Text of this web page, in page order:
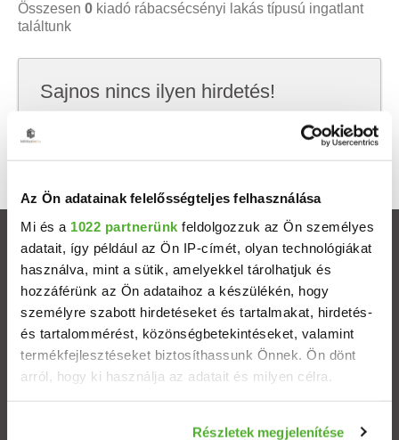
Az Ön adatainak felelősségteljes felhasználása
Mi és a 1022 partnerünk feldolgozzuk az Ön személyes
adatait, így például az Ön IP-címét, olyan technológiákat
használva, mint a sütik, amelyekkel tárolhatjuk és
hozzáférünk az Ön adataihoz a készülékén, hogy
személyre szabott hirdetéseket és tartalmakat, hirdetés-
és tartalommérést, közönségbetekintéseket, valamint
termékfejlesztéseket biztosíthassunk Önnek. Ön dönt
arról, hogy ki használja az adatait és milyen célra.
Részletek megjelenítése
Összesen 0 kiadó rábacsécsényi lakás típusú ingatlant
találtunk
Sajnos nincs ilyen hirdetés!
Próbálj meg kevesebb szempont szerint
keresni, hátha akkor megtalálod, amit keresel.
Ingatlanok
Eladó házak
Eladó lakások